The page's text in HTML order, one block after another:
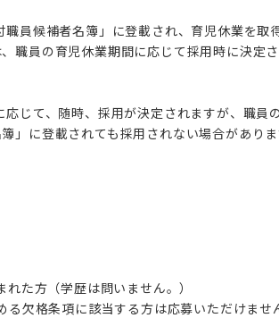
員候補者名簿」に登載され、育児休業を取
職員の育児休業期間に応じて採用時に決定
じて、随時、採用が決定されますが、職員
」に登載されても採用されない場合がありま
た方（学歴は問いません。）
欠格条項に該当する方は応募いただけませ